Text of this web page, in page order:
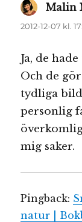
Malin
2012-12-07 kl.
Ja, de
Och de
tydliga
personlig
mig saker.
Pingback:
natur |